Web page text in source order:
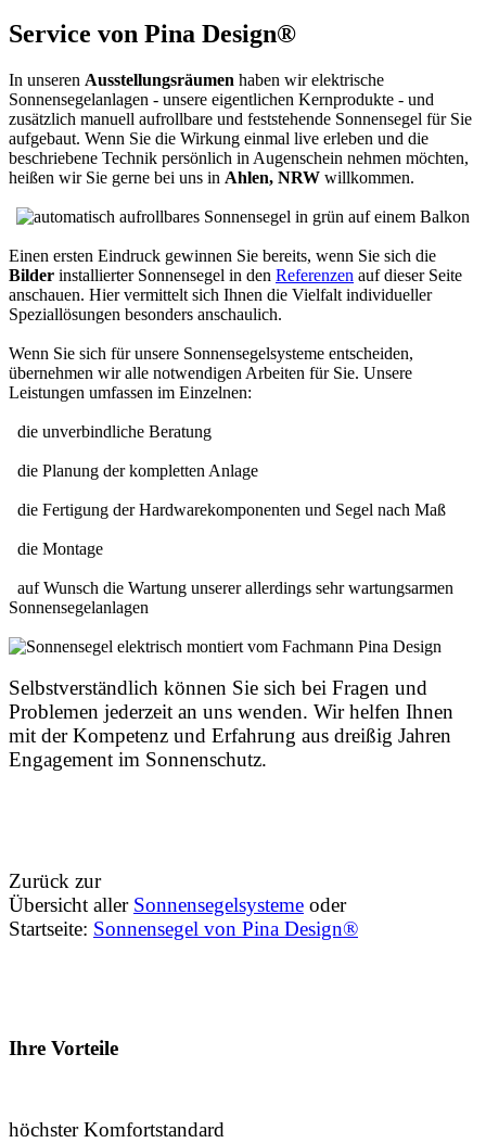
Service von Pina Design®
In unseren Ausstellungsräumen haben wir elektrische
Sonnensegelanlagen - unsere eigentlichen Kernprodukte - und
zusätzlich manuell aufrollbare und feststehende Sonnensegel für Sie
aufgebaut. Wenn Sie die Wirkung einmal live erleben und die
beschriebene Technik persönlich in Augenschein nehmen möchten,
heißen wir Sie gerne bei uns in Ahlen, NRW willkommen.
Einen ersten Eindruck gewinnen Sie bereits, wenn Sie sich die
Bilder installierter Sonnensegel in den Referenzen auf dieser Seite
anschauen. Hier vermittelt sich Ihnen die Vielfalt individueller
Speziallösungen besonders anschaulich.
Wenn Sie sich für unsere Sonnensegelsysteme entscheiden,
übernehmen wir alle notwendigen Arbeiten für Sie. Unsere
Leistungen umfassen im Einzelnen:
die unverbindliche Beratung
die Planung der kompletten Anlage
die Fertigung der Hardwarekomponenten und Segel nach Maß
die Montage
auf Wunsch die Wartung unserer allerdings sehr wartungsarmen
Sonnensegelanlagen
Selbstverständlich können Sie sich bei Fragen und
Problemen jederzeit an uns wenden. Wir helfen Ihnen
mit der Kompetenz und Erfahrung aus dreißig Jahren
Engagement im Sonnenschutz.
Zurück zur
Übersicht aller Sonnensegelsysteme oder
Startseite: Sonnensegel von Pina Design®
Ihre Vorteile
höchster Komfortstandard